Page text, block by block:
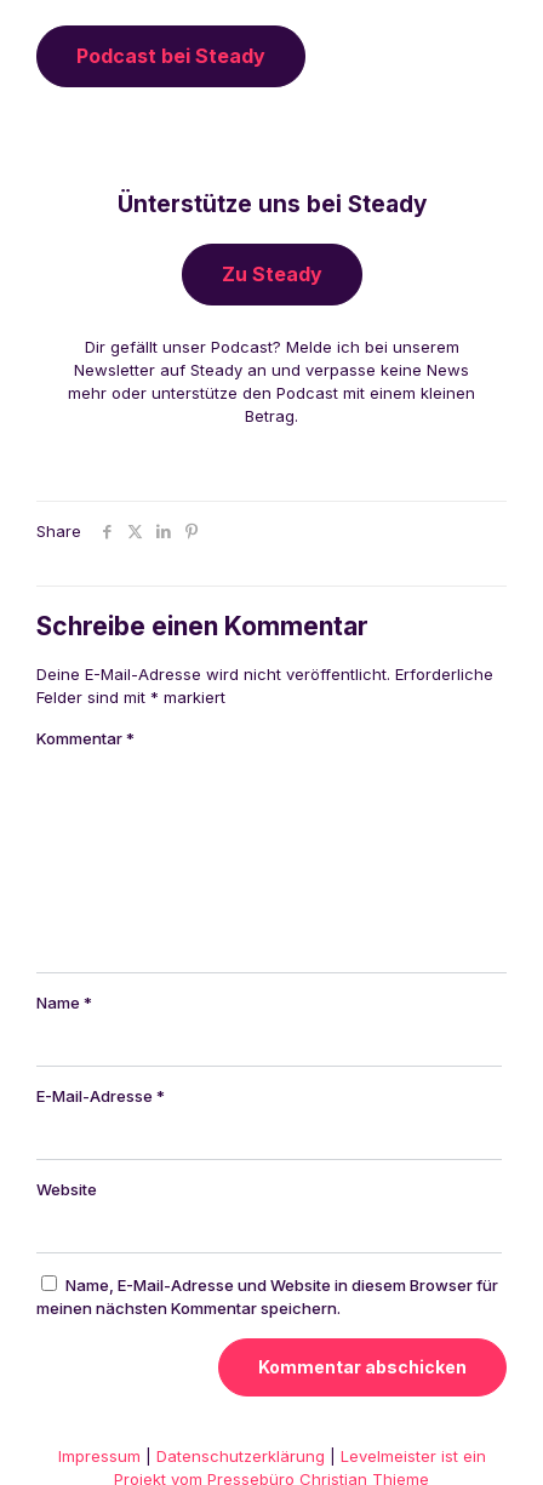
Podcast bei Steady
Ünterstütze uns bei Steady
Zu Steady
Dir gefällt unser Podcast? Melde ich bei unserem
Newsletter auf Steady an und verpasse keine News
mehr oder unterstütze den Podcast mit einem kleinen
Betrag.
Share
Schreibe einen Kommentar
Deine E-Mail-Adresse wird nicht veröffentlicht. Erforderliche
Felder sind mit * markiert
Kommentar*
Name *
E-Mail-Adresse *
Website
Name, E-Mail-Adresse und Website in diesem Browser für
meinen nächsten Kommentar speichern.
Impressum Datenschutzerklärung
Levelmeister ist ein
Projekt vom Pressebüro Christian Thieme